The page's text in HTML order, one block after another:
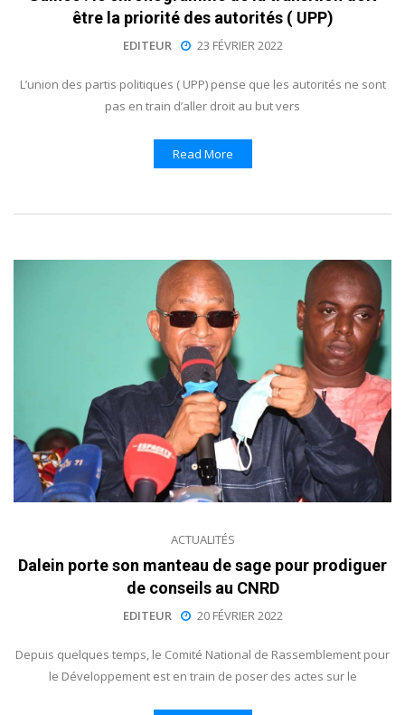
être la priorité des autorités ( UPP)
EDITEUR 23 FÉVRIER 2022
L’union des partis politiques ( UPP) pense que les autorités ne sont
pas en train d’aller droit au but vers
Read More
ACTUALITÉS
Dalein porte son manteau de sage pour prodiguer
de conseils au CNRD
EDITEUR 20 FÉVRIER 2022
Depuis quelques temps, le Comité National de Rassemblement pour
le Développement est en train de poser des actes sur le